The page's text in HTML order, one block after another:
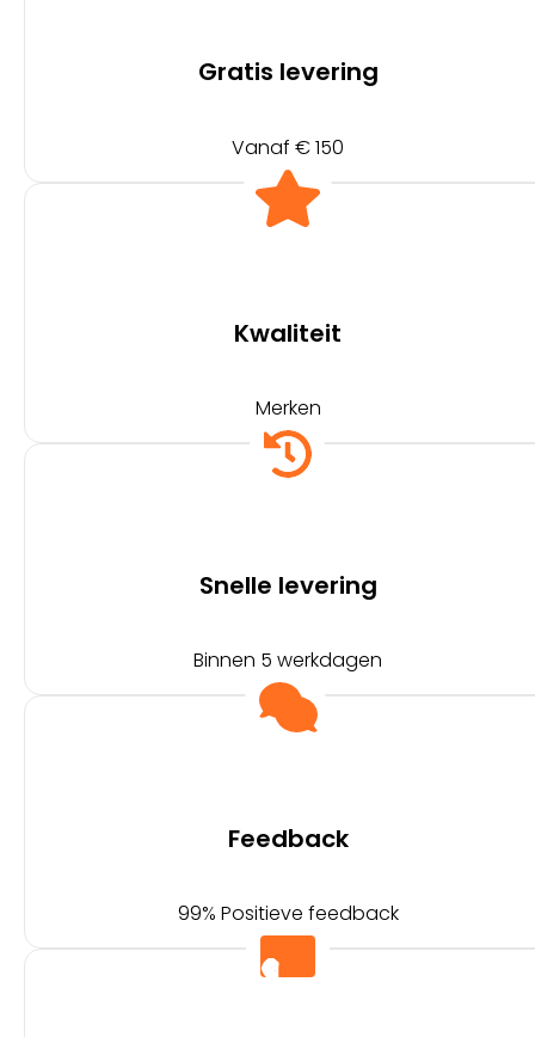
Gratis levering
Vanaf € 150
Kwaliteit
Merken
Snelle levering
Binnen 5 werkdagen
Feedback
99% Positieve feedback